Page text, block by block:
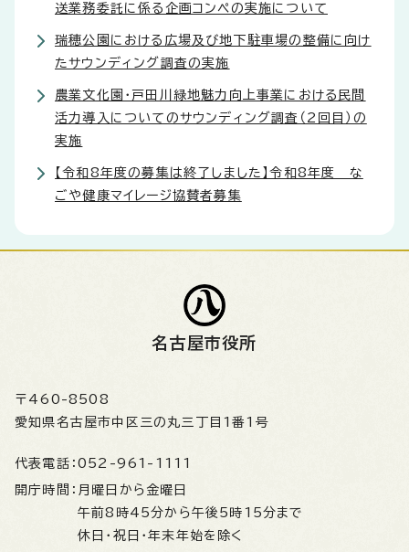
送業務委託に係る企画コンペの実施について
瑞穂公園における広場及び地下駐車場の整備に向け
たサウンディング調査の実施
農業文化園・戸田川緑地魅力向上事業における民間
活力導入についてのサウンディング調査（2回目）の
実施
【令和8年度の募集は終了しました】令和8年度 な
ごや健康マイレージ協賛者募集
名古屋市役所
〒460-8508
愛知県名古屋市中区三の丸三丁目1番1号
代表電話： 052-961-1111
開庁時間： 月曜日から金曜日
午前8時45分から午後5時15分まで
休日・祝日・年末年始を除く